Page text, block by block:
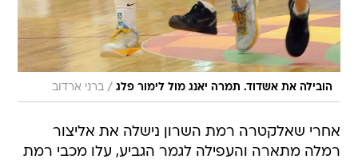
הובילה את אשדוד. תמרה יאנג מול לימור פלג / ברני ארדוב
אחרי שאלקטרה רמת השרון נישלה את אליצור
רמלה מתארה והעפילה לגמר הגביע, עלו מכבי רמת